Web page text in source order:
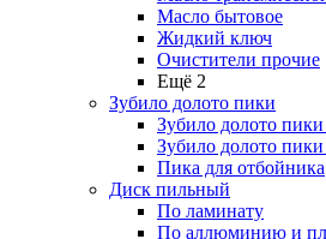
Масло бытовое
Жидкий ключ
Очистители прочие
Ещё 2
Зубило долото пики
Зубило долото
Зубило долото
Пика для отбойника
Диск пильный
По ламинату
По аллюминию и